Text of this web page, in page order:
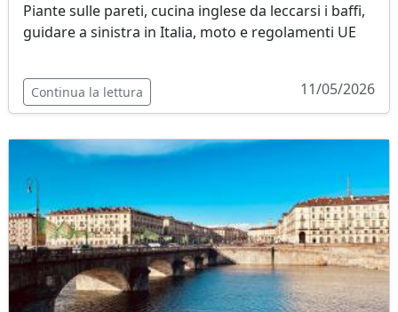
Piante sulle pareti, cucina inglese da leccarsi i baffi,
guidare a sinistra in Italia, moto e regolamenti UE
Continua la lettura 11/05/2026